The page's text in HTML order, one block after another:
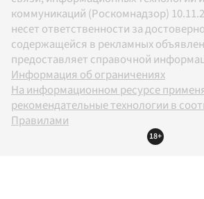
коммуникаций (Роскомнадзор)
несет ответственности за
содержащейся в рекламных
предоставляет справочной
Информация об ограничениях
На информационном ресурсе
рекомендательные технологии в
Правилами
18+